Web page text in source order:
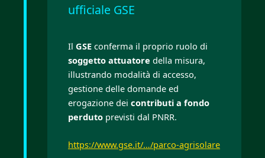
ufficiale GSE
Il GSE conferma il proprio ruolo di
soggetto attuatore della misura,
illustrando modalità di accesso,
gestione delle domande ed
erogazione dei contributi a fondo
perduto previsti dal PNRR.
https://www.gse.it/…/parco-agrisolare